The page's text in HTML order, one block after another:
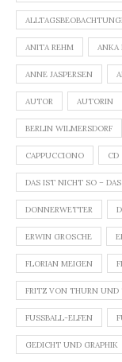
ANITA REHM ANKA
ANNE JASPERSEN
AUTOR AUTORIN
BERLIN WILMERSDORF
CAPPUCCIONO CD
DAS IST NICHT SO –
DONNERWETTER
ERWIN GROSCHE
FLORIAN MEIGEN
FRITZ VON THURN UND
FUSSBALL-ELFEN
GEDICHT UND GRAPHIK